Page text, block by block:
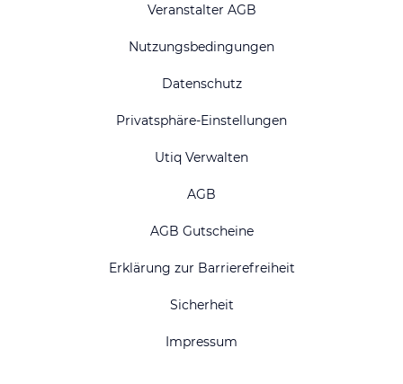
Veranstalter AGB
Nutzungsbedingungen
Datenschutz
Privatsphäre-Einstellungen
Utiq Verwalten
AGB
AGB Gutscheine
Erklärung zur Barrierefreiheit
Sicherheit
Impressum